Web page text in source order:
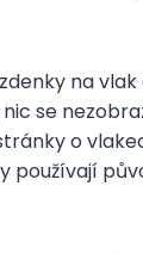
na
nic se
o
používají